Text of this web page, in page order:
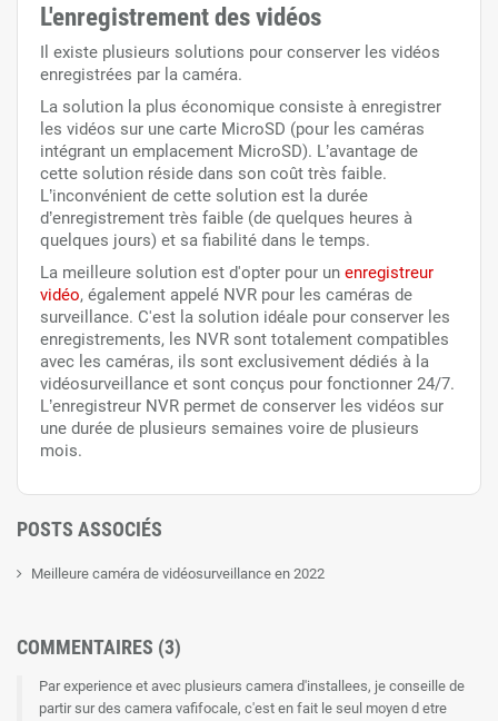
L'enregistrement des vidéos
Il existe plusieurs solutions pour conserver les vidéos
enregistrées par la caméra.
La solution la plus économique consiste à enregistrer
les vidéos sur une carte MicroSD (pour les caméras
intégrant un emplacement MicroSD). L’avantage de
cette solution réside dans son coût très faible.
L’inconvénient de cette solution est la durée
d’enregistrement très faible (de quelques heures à
quelques jours) et sa fiabilité dans le temps.
La meilleure solution est d'opter pour un enregistreur
vidéo, également appelé NVR pour les caméras de
surveillance. C'est la solution idéale pour conserver les
enregistrements, les NVR sont totalement compatibles
avec les caméras, ils sont exclusivement dédiés à la
vidéosurveillance et sont conçus pour fonctionner 24/7.
L’enregistreur NVR permet de conserver les vidéos sur
une durée de plusieurs semaines voire de plusieurs
mois.
POSTS ASSOCIÉS
Meilleure caméra de vidéosurveillance en 2022
COMMENTAIRES (3)
Par experience et avec plusieurs camera d'installees, je conseille de
partir sur des camera vafifocale, c'est en fait le seul moyen d etre